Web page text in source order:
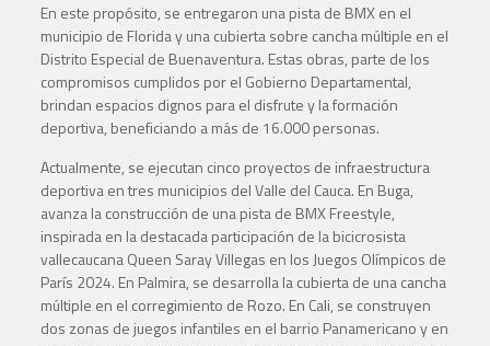
En este propósito, se entregaron una pista de BMX en el
municipio de Florida y una cubierta sobre cancha múltiple en el
Distrito Especial de Buenaventura. Estas obras, parte de los
compromisos cumplidos por el Gobierno Departamental,
brindan espacios dignos para el disfrute y la formación
deportiva, beneficiando a más de 16.000 personas.
Actualmente, se ejecutan cinco proyectos de infraestructura
deportiva en tres municipios del Valle del Cauca. En Buga,
avanza la construcción de una pista de BMX Freestyle,
inspirada en la destacada participación de la bicicrosista
vallecaucana Queen Saray Villegas en los Juegos Olímpicos de
París 2024. En Palmira, se desarrolla la cubierta de una cancha
múltiple en el corregimiento de Rozo. En Cali, se construyen
dos zonas de juegos infantiles en el barrio Panamericano y en